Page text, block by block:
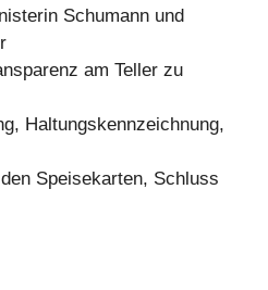
Schumann und
am Teller zu
Haltungskennzeichnung,
Speisekarten, Schluss